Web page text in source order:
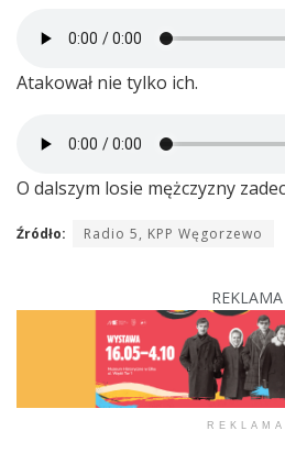
Atakował nie tylko ich.
O dalszym losie mężczyzny
Źródło: Radio 5, KPP Węgorzewo
REKLAMA
REKLAMA